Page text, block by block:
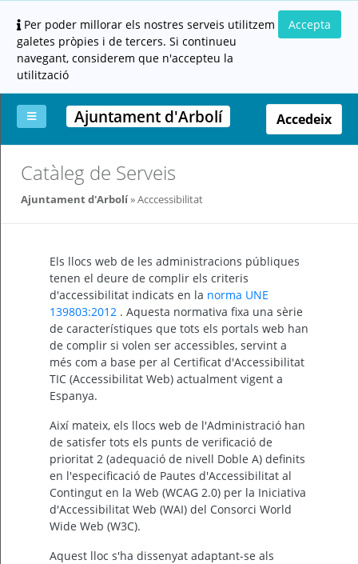
Per poder millorar els nostres serveis utilitzem
galetes pròpies i de tercers. Si continueu
navegant, considerem que n'accepteu la
utilització
Accepta
meva
documentació
ciutadana
administracions)
incidència,
Ajuntament d'Arbolí Accedeix
Catàleg de Serveis
Ajuntament d'Arbolí Acccessibilitat
Els llocs web de les administracions públiques
tenen el deure de complir els criteris
d'accessibilitat indicats en la norma UNE
139803:2012 . Aquesta normativa fixa una sèrie
de característiques que tots els portals web han
de complir si volen ser accessibles, servint a
més com a base per al Certificat d'Accessibilitat
TIC (Accessibilitat Web) actualment vigent a
Espanya.
Així mateix, els llocs web de l'Administració han
de satisfer tots els punts de verificació de
prioritat 2 (adequació de nivell Doble A) definits
en l'especificació de Pautes d'Accessibilitat al
Contingut en la Web (WCAG 2.0) per la Iniciativa
d'Accessibilitat Web (WAI) del Consorci World
Wide Web (W3C).
Aquest lloc s'ha dissenyat adaptant-se als